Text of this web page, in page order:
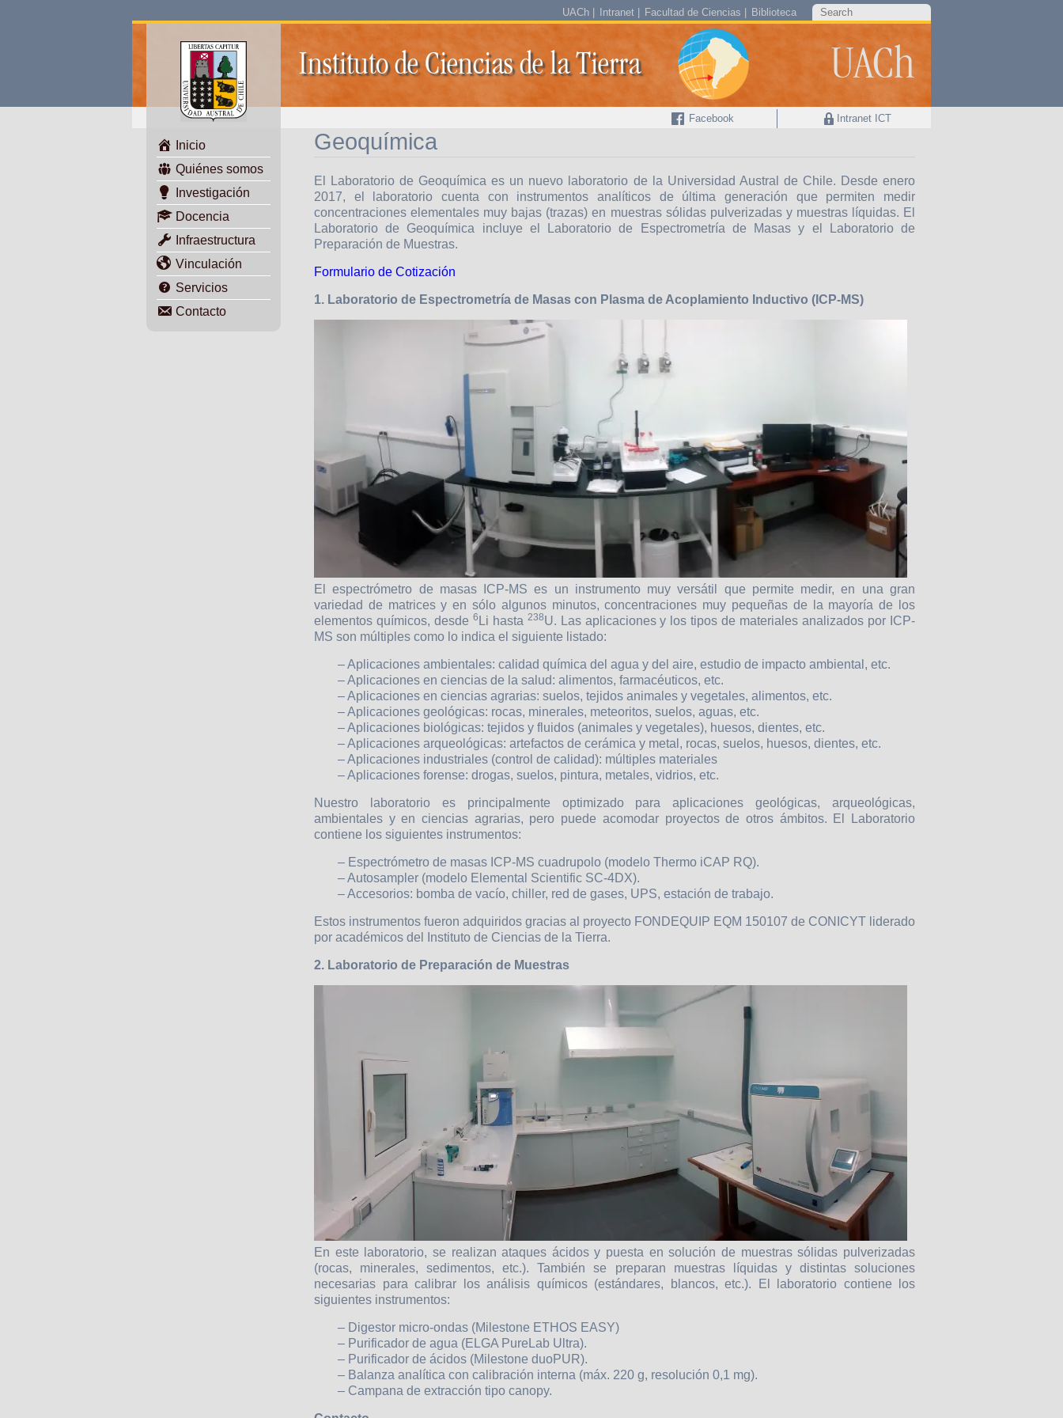
UACh Intranet Facultad de Ciencias Biblioteca
Instituto de Ciencias de la Tierra UACh
Inicio
Quiénes somos
Investigación
Docencia
Infraestructura
Vinculación
Servicios
Contacto
Facebook Intranet ICT
Geoquímica
El Laboratorio de Geoquímica es un nuevo laboratorio de la Universidad Austral de Chile. Desde enero
2017, el laboratorio cuenta con instrumentos analíticos de última generación que permiten medir
concentraciones elementales muy bajas (trazas) en muestras sólidas pulverizadas y muestras líquidas. El
Laboratorio de Geoquímica incluye el Laboratorio de Espectrometría de Masas y el Laboratorio de
Preparación de Muestras.
Formulario de Cotización
1. Laboratorio de Espectrometría de Masas con Plasma de Acoplamiento Inductivo (ICP-MS)
El espectrómetro de masas ICP-MS es un instrumento muy versátil que permite medir, en una gran
variedad de matrices y en sólo algunos minutos, concentraciones muy pequeñas de la mayoría de los
elementos químicos, desde 6 Li hasta 238U. Las aplicaciones y los tipos de materiales analizados por ICP-
MS son múltiples como lo indica el siguiente listado:
– Aplicaciones ambientales: calidad química del agua y del aire, estudio de impacto ambiental, etc.
– Aplicaciones en ciencias de la salud: alimentos, farmacéuticos, etc.
– Aplicaciones en ciencias agrarias: suelos, tejidos animales y vegetales, alimentos, etc.
– Aplicaciones geológicas: rocas, minerales, meteoritos, suelos, aguas, etc.
– Aplicaciones biológicas: tejidos y fluidos (animales y vegetales), huesos, dientes, etc.
– Aplicaciones arqueológicas: artefactos de cerámica y metal, rocas, suelos, huesos, dientes, etc.
– Aplicaciones industriales (control de calidad): múltiples materiales
– Aplicaciones forense: drogas, suelos, pintura, metales, vidrios, etc.
Nuestro laboratorio es principalmente optimizado para aplicaciones geológicas, arqueológicas,
ambientales y en ciencias agrarias, pero puede acomodar proyectos de otros ámbitos. El Laboratorio
contiene los siguientes instrumentos:
– Espectrómetro de masas ICP-MS cuadrupolo (modelo Thermo iCAP RQ).
– Autosampler (modelo Elemental Scientific SC-4DX).
– Accesorios: bomba de vacío, chiller, red de gases, UPS, estación de trabajo.
Estos instrumentos fueron adquiridos gracias al proyecto FONDEQUIP EQM 150107 de CONICYT liderado
por académicos del Instituto de Ciencias de la Tierra.
2. Laboratorio de Preparación de Muestras
En este laboratorio, se realizan ataques ácidos y puesta en solución de muestras sólidas pulverizadas
(rocas, minerales, sedimentos, etc.). También se preparan muestras líquidas y distintas soluciones
necesarias para calibrar los análisis químicos (estándares, blancos, etc.). El laboratorio contiene los
siguientes instrumentos:
– Digestor micro-ondas (Milestone ETHOS EASY)
– Purificador de agua (ELGA PureLab Ultra).
– Purificador de ácidos (Milestone duoPUR).
– Balanza analítica con calibración interna (máx. 220 g, resolución 0,1 mg).
– Campana de extracción tipo canopy.